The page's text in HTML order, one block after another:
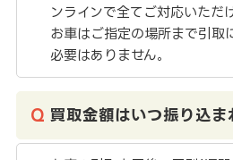
ンラインで全てご対応いただけ
お車はご指定の場所まで引取
必要はありません。
買取金額はいつ振り込ま